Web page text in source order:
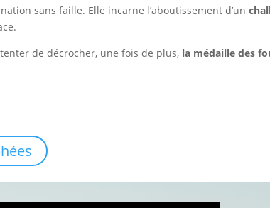
sans faille. Elle incarne l’aboutissement d’un
de décrocher, une fois de plus, la médaille des